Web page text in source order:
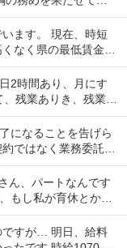
...
ます。 現在、時短
なく県の最低賃金＋
2時間あり、月にす
残業ありき、残業は
も多く...
になることを告げら
ではなく業務委託契
どの制...
、パートなんです
もし私が育休とか持
の収入だけ...
ですが… 明日、給料